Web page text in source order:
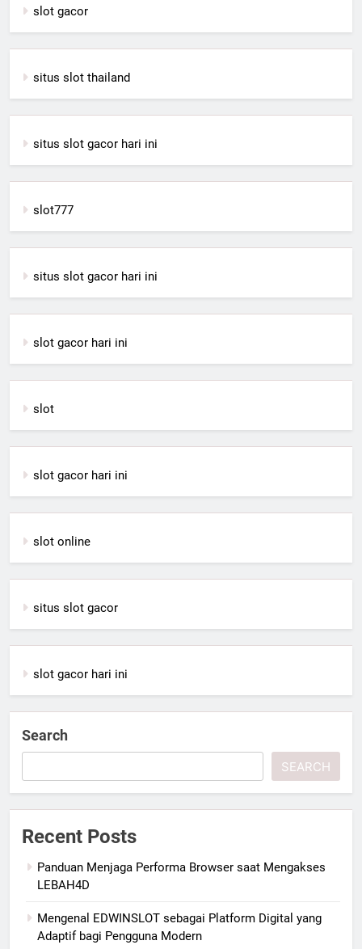
slot gacor
situs slot thailand
situs slot gacor hari ini
slot777
situs slot gacor hari ini
slot gacor hari ini
slot
slot gacor hari ini
slot online
situs slot gacor
slot gacor hari ini
Search
SEARCH
Recent Posts
Panduan Menjaga Performa Browser saat Mengakses
LEBAH4D
Mengenal EDWINSLOT sebagai Platform Digital yang
Adaptif bagi Pengguna Modern